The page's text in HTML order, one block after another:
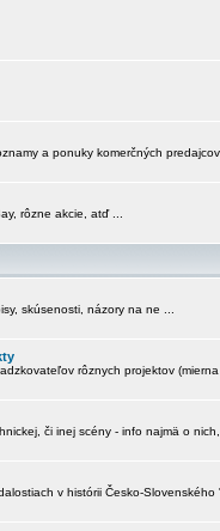
a ponuky komerčných predajcov
rôzne akcie, atď ...
skúsenosti, názory na ne ...
rôznych projektov
či inej scény - info najmä o
v histórii Česko-Slovenského